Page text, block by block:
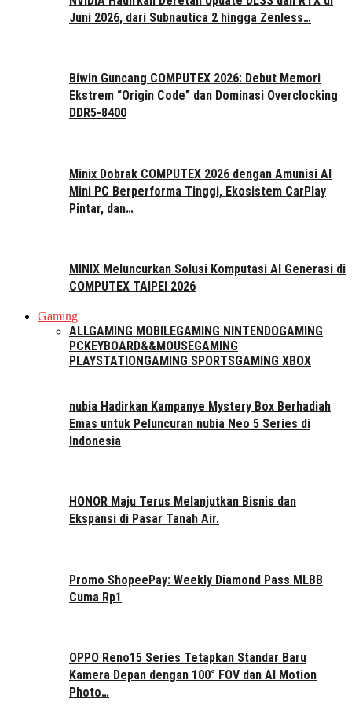
Juni 2026, dari Subnautica 2 hingga Zenless…
Biwin Guncang COMPUTEX 2026: Debut Memori
Ekstrem “Origin Code” dan Dominasi Overclocking
DDR5-8400
Minix Dobrak COMPUTEX 2026 dengan Amunisi AI
Mini PC Berperforma Tinggi, Ekosistem CarPlay
Pintar, dan…
MINIX Meluncurkan Solusi Komputasi AI Generasi di
COMPUTEX TAIPEI 2026
Gaming
ALLGAMING MOBILEGAMING NINTENDOGAMING
PCKEYBOARD&&MOUSEGAMING
PLAYSTATIONGAMING SPORTSGAMING XBOX
nubia Hadirkan Kampanye Mystery Box Berhadiah
Emas untuk Peluncuran nubia Neo 5 Series di
Indonesia
HONOR Maju Terus Melanjutkan Bisnis dan
Ekspansi di Pasar Tanah Air.
Promo ShopeePay: Weekly Diamond Pass MLBB
Cuma Rp1
OPPO Reno15 Series Tetapkan Standar Baru
Kamera Depan dengan 100° FOV dan AI Motion
Photo…